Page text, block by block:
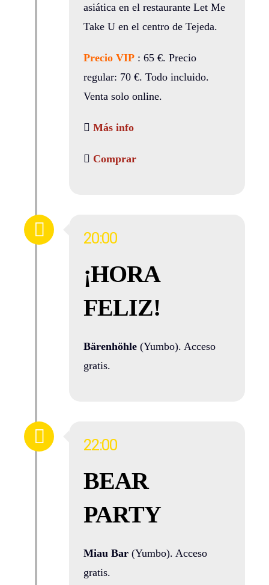
asiática en el restaurante Let Me
Take U en el centro de Tejeda.
Precio VIP : 65 €. Precio
regular: 70 €. Todo incluido.
Venta solo online.
Más info
Comprar
20:00
¡HORA
FELIZ!
Bärenhöhle (Yumbo). Acceso
gratis.
22:00
BEAR
PARTY
Miau Bar (Yumbo). Acceso
gratis.